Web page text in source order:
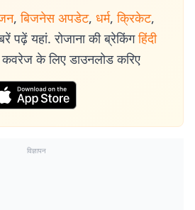
, बिजनेस अपडेट, धर्म, क्रिकेट,
पढ़ें यहां. रोजाना की ब्रेकिंग हिंदी
के लिए डाउनलोड करिए
विज्ञापन